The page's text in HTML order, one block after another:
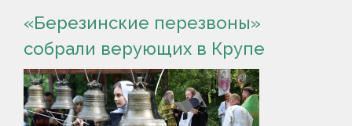
«Березинские перезвоны»
собрали верующих в Крупе